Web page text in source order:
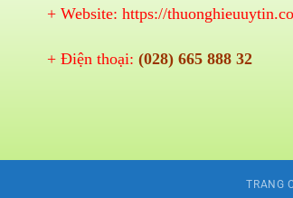
+ Website: https://
+ Điện thoại: (028) 665 888 32
TRANG